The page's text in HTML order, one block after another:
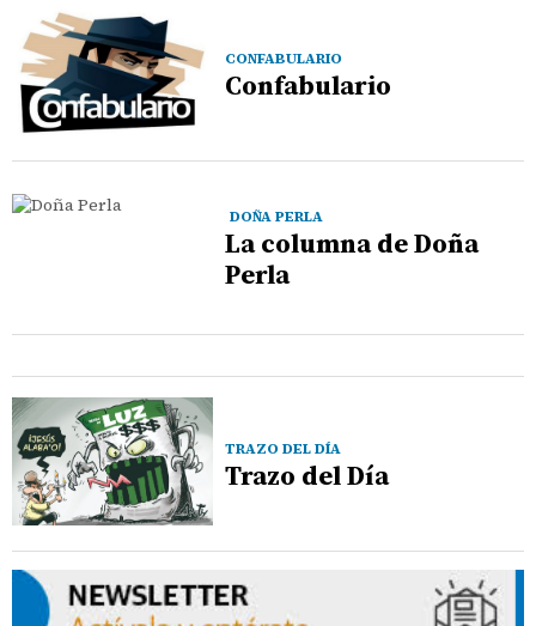
CONFABULARIO
Confabulario
DOÑA PERLA
La columna de Doña
Perla
TRAZO DEL DÍA
Trazo del Día